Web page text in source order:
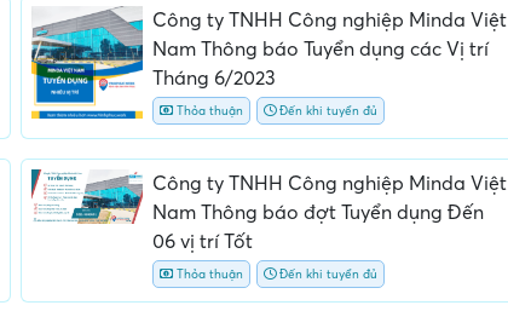
Công ty TNHH Công nghiệp Minda Việt
Nam Thông báo Tuyển dụng các Vị trí
Tháng 6/2023
Thỏa thuận Đến khi tuyển đủ
Công ty TNHH Công nghiệp Minda Việt
Nam Thông báo đợt Tuyển dụng Đến
06 vị trí Tốt
Thỏa thuận Đến khi tuyển đủ